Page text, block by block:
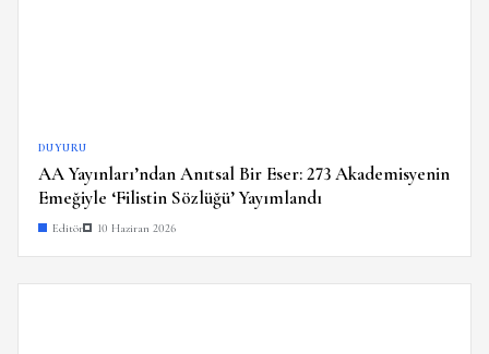
DUYURU
AA Yayınları’ndan Anıtsal Bir Eser: 273 Akademisyenin
Emeğiyle ‘Filistin Sözlüğü’ Yayımlandı
Editör 10 Haziran 2026